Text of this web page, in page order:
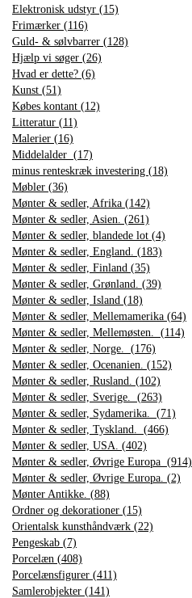
Elektronisk udstyr (15)
Frimærker (116)
Guld- & sølvbarrer (128)
Hjælp vi søger (26)
Hvad er dette? (6)
Kunst (51)
Købes kontant (12)
Litteratur (11)
Malerier (16)
Middelalder (17)
minus renteskræk investering (18)
Møbler (36)
Mønter & sedler, Afrika (142)
Mønter & sedler, Asien. (261)
Mønter & sedler, blandede lot (4)
Mønter & sedler, England. (183)
Mønter & sedler, Finland (35)
Mønter & sedler, Grønland. (39)
Mønter & sedler, Island (18)
Mønter & sedler, Mellemamerika (64)
Mønter & sedler, Mellemøsten. (114)
Mønter & sedler, Norge. (176)
Mønter & sedler, Ocenanien. (152)
Mønter & sedler, Rusland. (102)
Mønter & sedler, Sverige. (263)
Mønter & sedler, Sydamerika. (71)
Mønter & sedler, Tyskland. (466)
Mønter & sedler, USA. (402)
Mønter & sedler, Øvrige Europa (914)
Mønter & sedler, Øvrige Europa. (2)
Mønter Antikke. (88)
Ordner og dekorationer (15)
Orientalsk kunsthåndværk (22)
Pengeskab (7)
Porcelæn (408)
Porcelænsfigurer (411)
Samlerobjekter (141)